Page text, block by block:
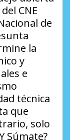
CNE
de
la
y
e
técnica
que
solo
Súmate?